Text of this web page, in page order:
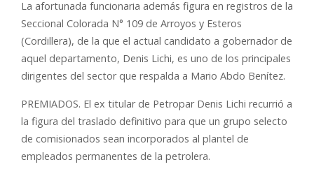
La afortunada funcionaria además figura en registros de la
Seccional Colorada N° 109 de Arroyos y Esteros
(Cordillera), de la que el actual candidato a gobernador de
aquel departamento, Denis Lichi, es uno de los principales
dirigentes del sector que respalda a Mario Abdo Benítez.
PREMIADOS. El ex titular de Petropar Denis Lichi recurrió a
la figura del traslado definitivo para que un grupo selecto
de comisionados sean incorporados al plantel de
empleados permanentes de la petrolera.